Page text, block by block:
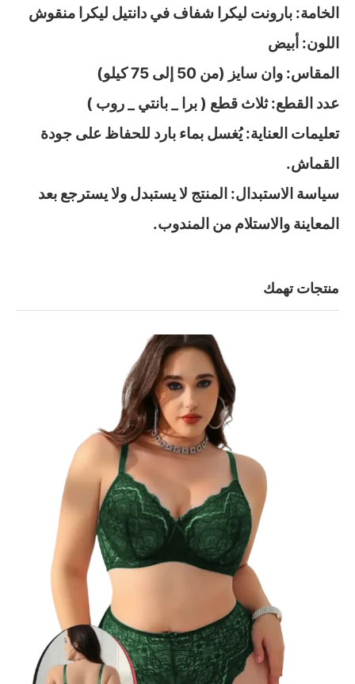
الخامة: بارونت ليكرا شفاف في دانتيل ليكرا منقوش
اللون: أبيض
المقاس: وان سايز (من 50 إلى 75 كيلو)
عدد القطع: ثلاث قطع ( برا _ بانتي _ روب )
تعليمات العناية: يُغسل بماء بارد للحفاظ على جودة
القماش.
سياسة الاستبدال: المنتج لا يستبدل ولا يسترجع بعد
المعاينة والاستلام من المندوب.
منتجات تهمك